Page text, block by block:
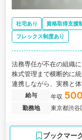
社宅あり 資格取得支援
フレックス制度あり
法務専任が不在の組織
株式管理まで横断的に
連携しながら、実務と
ナンス強化フェーズの
活かせます。経営と近
です。
給与 年収
勤務地
東京都渋谷
ブックマー